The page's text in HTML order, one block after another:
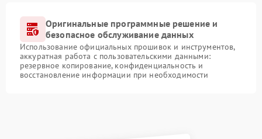
Оригинальные программные решение и
безопасное обслуживание данных
Использование официальных прошивок и инструментов,
аккуратная работа с пользовательскими данными:
резервное копирование, конфиденциальность и
восстановление информации при необходимости